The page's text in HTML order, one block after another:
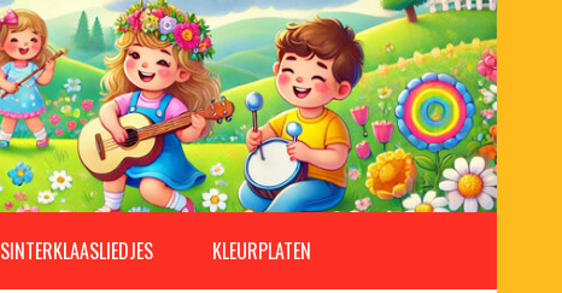
SINTERKLAASLIEDJES KLEURPLATEN